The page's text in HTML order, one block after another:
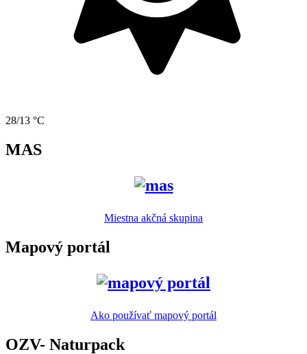
28/13 °C
MAS
Miestna akčná skupina
Mapový portál
Ako používať mapový portál
OZV- Naturpack